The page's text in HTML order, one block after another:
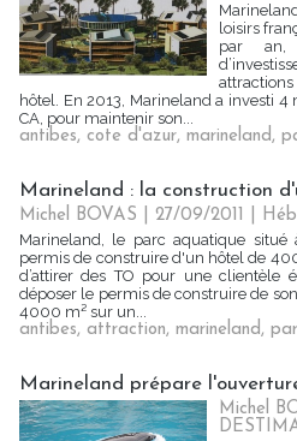
loisirs
par an,
hôtel. En 2013, Marineland a investi 4
CA, pour maintenir son...
antibes, cote d'azur, marineland,
Marineland : la construction
Michel BOVAS | 27/09/2011
Marineland, le parc aquatique
permis de construire d'un hôtel de
d’attirer des TO pour une clientèle
déposer le permis de construire de
4000 m² sur un...
antibes, attraction, marineland,
Marineland prépare
Michel